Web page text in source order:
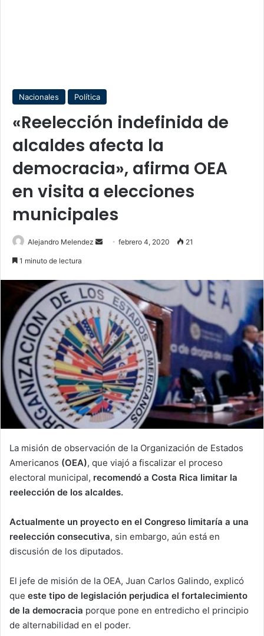
Nacionales Política
«Reelección indefinida de
alcaldes afecta la
democracia», afirma OEA
en visita a elecciones
municipales
Alejandro Melendez
Sendfebrero 4, 2020 21
1 minuto de lectura
La misión de observación de la Organización de Estados
Americanos (OEA), que viajó a fiscalizar el proceso
electoral municipal, recomendó a Costa Rica limitar la
reelección de los alcaldes.
Actualmente un proyecto en el Congreso limitaría a una
reelección consecutiva, sin embargo, aún está en
discusión de los diputados.
El jefe de misión de la OEA, Juan Carlos Galindo, explicó
que este tipo de legislación perjudica el fortalecimiento
de la democracia porque pone en entredicho el principio
de alternabilidad en el poder.